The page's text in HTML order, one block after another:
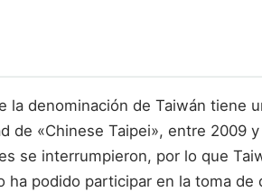
denominación de Taiwán tiene
«Chinese Taipei», entre 2009
se interrumpieron, por lo que
ha podido participar en la toma